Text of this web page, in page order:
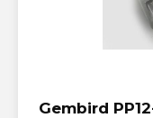
Gembird